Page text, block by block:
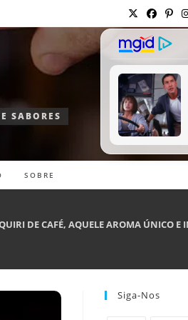
SABORES
SOBRE
DE CAFÉ, AQUELE AROMA ÚNICO
Siga-Nos